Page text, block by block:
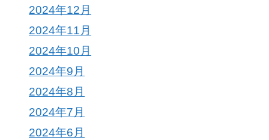
2024年12月
2024年11月
2024年10月
2024年9月
2024年8月
2024年7月
2024年6月